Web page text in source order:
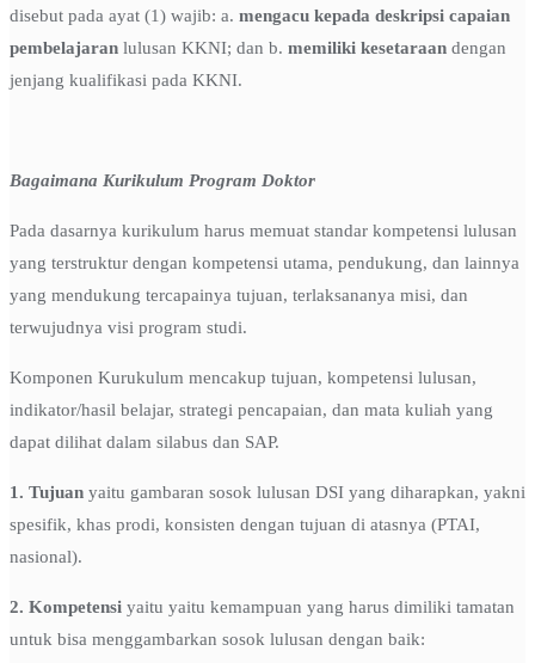
disebut pada ayat (1) wajib: a. mengacu kepada deskripsi capaian
pembelajaran lulusan KKNI; dan b. memiliki kesetaraan dengan
jenjang kualifikasi pada KKNI.
Bagaimana Kurikulum Program Doktor
Pada dasarnya kurikulum harus memuat standar kompetensi lulusan
yang terstruktur dengan kompetensi utama, pendukung, dan lainnya
yang mendukung tercapainya tujuan, terlaksananya misi, dan
terwujudnya visi program studi.
Komponen Kurukulum mencakup tujuan, kompetensi lulusan,
indikator/hasil belajar, strategi pencapaian, dan mata kuliah yang
dapat dilihat dalam silabus dan SAP.
1. Tujuan yaitu gambaran sosok lulusan DSI yang diharapkan, yakni
spesifik, khas prodi, konsisten dengan tujuan di atasnya (PTAI,
nasional).
2. Kompetensi yaitu yaitu kemampuan yang harus dimiliki tamatan
untuk bisa menggambarkan sosok lulusan dengan baik: